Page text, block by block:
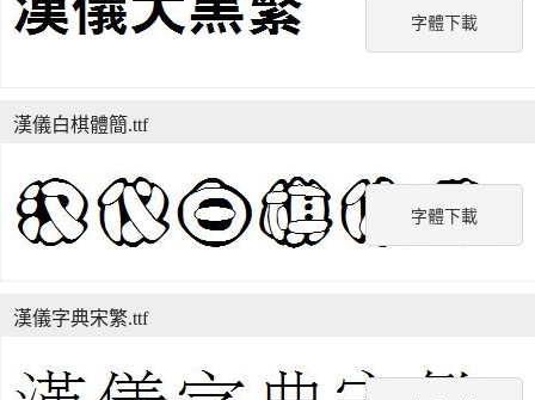
字體下載
字體下載
漢儀白棋體簡.ttf
漢儀字典宋繁.ttf